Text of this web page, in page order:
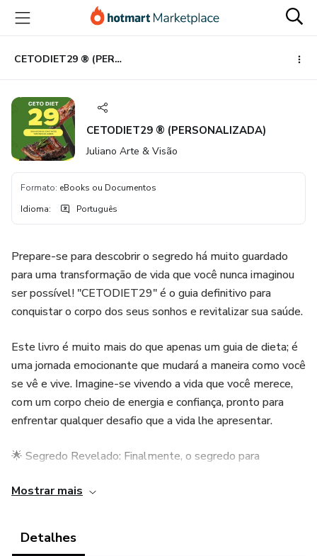
para
conteúdo
principal
para
pagamento
para
rodapé
CETODIET29 ® (PERSONALIZADA)
CETODIET29 ® (PERSONALIZADA)
Juliano Arte & Visão
Formato: eBooks ou Documentos
Idioma: Português
Prepare-se para descobrir o segredo há muito guardado
para uma transformação de vida que você nunca imaginou
ser possível! "CETODIET29" é o guia definitivo para
conquistar o corpo dos seus sonhos e revitalizar sua saúde.
Este livro é muito mais do que apenas um guia de dieta; é
uma jornada emocionante que mudará a maneira como você
se vê e vive. Imagine-se vivendo a vida que você merece,
com um corpo cheio de energia e confiança, pronto para
enfrentar qualquer desafio que a vida lhe apresentar.
🌟 Segredo Revelado: Finalmente, o segredo para
alcance. Prepare-se para desvendar os mistérios do
🏋️ Transformação Total: Este livro é a chave para uma
Mostrar mais
Detalhes